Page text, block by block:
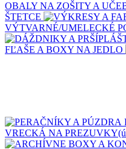
OBALY NA ZOŠITY A
ŠTETCE
VÝTVARNÉ/UMELECKÉ
FĽAŠE A BOXY NA JEDLO
VRECKÁ NA